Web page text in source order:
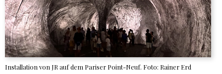
Installation von JR auf dem Pariser Point-Neuf. Foto: Rainer Erd